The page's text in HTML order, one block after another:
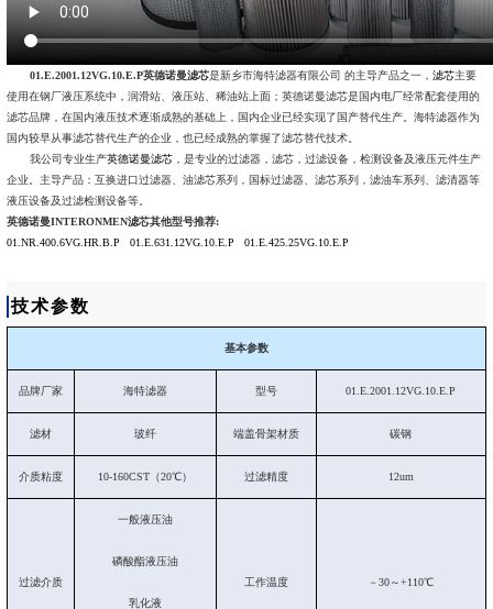
01.E.2001.12VG.10.E.P英德诺曼滤芯是新乡市海特滤器有限公司 的主导产品之一， 滤芯主要
使用在钢厂液压系统中，润滑站、液压站、稀油站上面；英德诺曼滤芯是国内电厂经常配套使用的
滤芯品牌，在国内液压技术逐渐成熟的基础上，国内企业已经实现了国产替代生产。海特滤器作为
国内较早从事滤芯替代生产的企业，也已经成熟的掌握了滤芯替代技术。
我公司专业生产英德诺曼滤芯，是专业的过滤器，滤芯，过滤设备，检测设备及液压元件生产
企业。主导产品：互换进口过滤器、油滤芯系列，国标过滤器、滤芯系列，滤油车系列、滤清器等
液压设备及过滤检测设备等。
英德诺曼INTERONMEN滤芯其他型号推荐:
01.NR.400.6VG.HR.B.P
01.E.631.12VG.10.E.P 01.E.425.25VG.10.E.P
技术参数
基本参数
品牌厂家 海特滤器 型号 01.E.2001.12VG.10.E.P
滤材 玻纤 端盖骨架材质 碳钢
介质粘度 10-160CST（20℃） 过滤精度 12um
过滤介质
一般液压油
磷酸酯液压油
乳化液
工作温度 －30～+110℃